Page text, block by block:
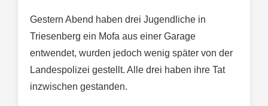
Gestern Abend haben drei Jugendliche in
Triesenberg ein Mofa aus einer Garage
entwendet, wurden jedoch wenig später von der
Landespolizei gestellt. Alle drei haben ihre Tat
inzwischen gestanden.